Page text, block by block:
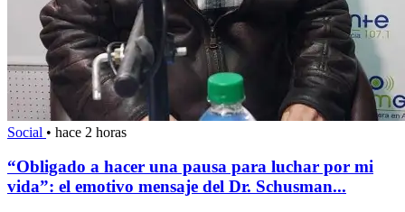
Social • hace 2 horas
“Obligado a hacer una pausa para luchar por mi
vida”: el emotivo mensaje del Dr. Schusman...